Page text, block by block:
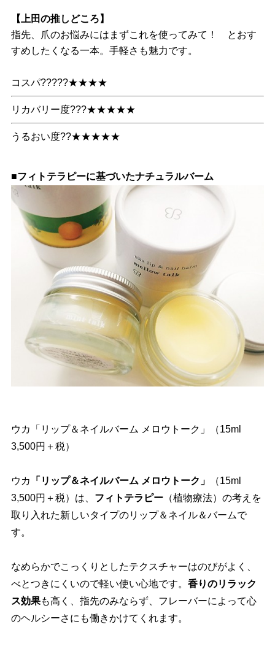
【上田の推しどころ】
指先、爪のお悩みにはまずこれを使ってみて！ とおす
すめしたくなる一本。手軽さも魅力です。
コスパ?????★★★★
リカバリー度???★★★★★
うるおい度??★★★★★
■フィトテラピーに基づいたナチュラルバーム
ウカ「リップ＆ネイルバーム メロウトーク」（15ml
3,500円＋税）
ウカ 「リップ＆ネイルバーム メロウトーク」
（15ml
3,500円＋税）は、 フィトテラピー（植物療法）の考えを
取り入れた新しいタイプのリップ＆ネイル＆バームで
す。
なめらかでこっくりとしたテクスチャーはのびがよく、
べとつきにくいので軽い使い心地です。 香りのリラック
ス効果も高く、指先のみならず、フレーバーによって心
のヘルシーさにも働きかけてくれます。